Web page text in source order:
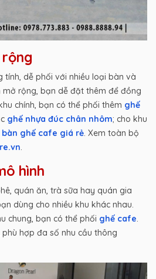
tính, dễ phối với nhiều loại bàn và
mở rộng, bạn dễ đặt thêm để đồng
chính, bạn có thể phối thêm ghế
ghế nhựa đúc chân nhôm; cho khu
bàn ghế cafe giá rẻ . Xem toàn bộ
hình
quán ăn, trà sữa hay quán gia
dùng cho nhiều khu khác nhau.
chung, bạn có thể phối ghế cafe
hợp đa số nhu cầu thông